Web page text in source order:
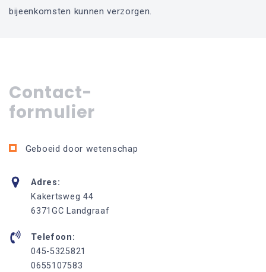
bijeenkomsten kunnen verzorgen.
Contact-
formulier
Geboeid door wetenschap
Adres:
Kakertsweg 44
6371GC Landgraaf
Telefoon:
045-5325821
0655107583